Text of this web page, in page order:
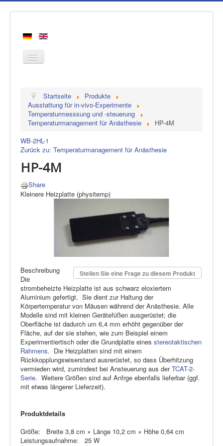
Produkte
Hersteller
Kontakt
Startseite
Produkte
Ausstattung für in-vivo-Experimente
Temperaturmesssung und -steuerung
Temperaturmanagement für Anästhesie
HP-4M
WB-2HL-1
Zurück zu: Temperaturmanagement für Anästhesie
HP-4M
Share
Kleinere Heizplatte (physitemp)
Stellen Sie eine Frage zu diesem Produkt
Beschreibung
Die
strombeheizte Heizplatte ist aus schwarz eloxiertem
Aluminium gefertigt. Sie dient zur Haltung der
Körpertemperatur von Mäusen während der Anästhesie. Alle
Modelle sind mit kleinen Gerätefüßen ausgerüstet; die
Oberfläche ist dadurch um 6,4 mm erhöht gegenüber der
Fläche, auf der sie stehen, wie zum Beispiel einem
Experimentiertisch oder die Grundplatte eines stereotaktischen
Rahmens. Die Heizplatten sind mit einem
Rückkopplungswiserstand ausrerüstet, so dass Überhitzung
vermieden wird, zumindest bei Ansteuerung aus derTCAT-2-
Serie. Weitere Größen sind auf Anfrge ebenfalls lieferbar (ggf.
mit etwas längerer Lieferzeit).
Produktdetails
Größe: Breite 3,8 cm × Länge 10,2 cm × Höhe 0,64 cm
Leistungsaufnahme: 25 W